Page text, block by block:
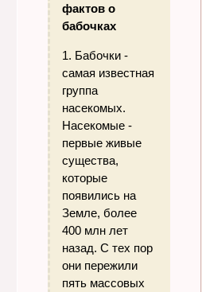
фактов о
бабочках
1. Бабочки -
самая известная
группа
насекомых.
Насекомые -
первые живые
существа,
которые
появились на
Земле, более
400 млн лет
назад. С тех пор
они пережили
пять массовых